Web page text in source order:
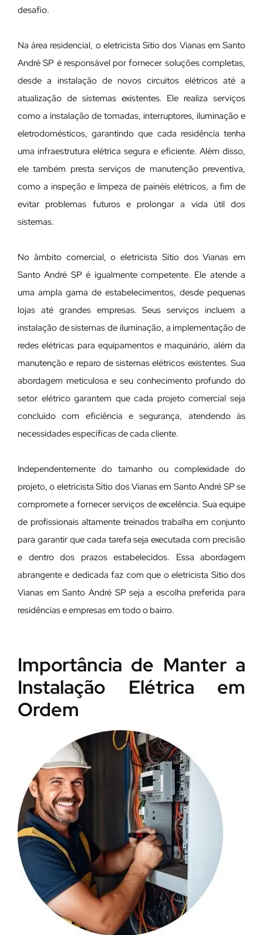
desafio.
Na área residencial, o eletricista Sítio dos Vianas em Santo
André SP é responsável por fornecer soluções completas,
desde a instalação de novos circuitos elétricos até a
atualização de sistemas existentes. Ele realiza serviços
como a instalação de tomadas, interruptores, iluminação e
eletrodomésticos, garantindo que cada residência tenha
uma infraestrutura elétrica segura e eficiente. Além disso,
ele também presta serviços de manutenção preventiva,
como a inspeção e limpeza de painéis elétricos, a fim de
evitar problemas futuros e prolongar a vida útil dos
sistemas.
No âmbito comercial, o eletricista Sítio dos Vianas em
Santo André SP é igualmente competente. Ele atende a
uma ampla gama de estabelecimentos, desde pequenas
lojas até grandes empresas. Seus serviços incluem a
instalação de sistemas de iluminação, a implementação de
redes elétricas para equipamentos e maquinário, além da
manutenção e reparo de sistemas elétricos existentes. Sua
abordagem meticulosa e seu conhecimento profundo do
setor elétrico garantem que cada projeto comercial seja
concluído com eficiência e segurança, atendendo às
necessidades específicas de cada cliente.
Independentemente do tamanho ou complexidade do
projeto, o eletricista Sítio dos Vianas em Santo André SP se
compromete a fornecer serviços de excelência. Sua equipe
de profissionais altamente treinados trabalha em conjunto
para garantir que cada tarefa seja executada com precisão
e dentro dos prazos estabelecidos. Essa abordagem
abrangente e dedicada faz com que o eletricista Sítio dos
Vianas em Santo André SP seja a escolha preferida para
residências e empresas em todo o bairro.
Importância de Manter a
Instalação Elétrica em
Ordem